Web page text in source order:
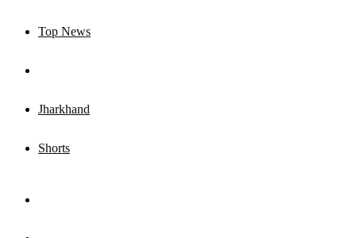
Top News
Jharkhand
Shorts